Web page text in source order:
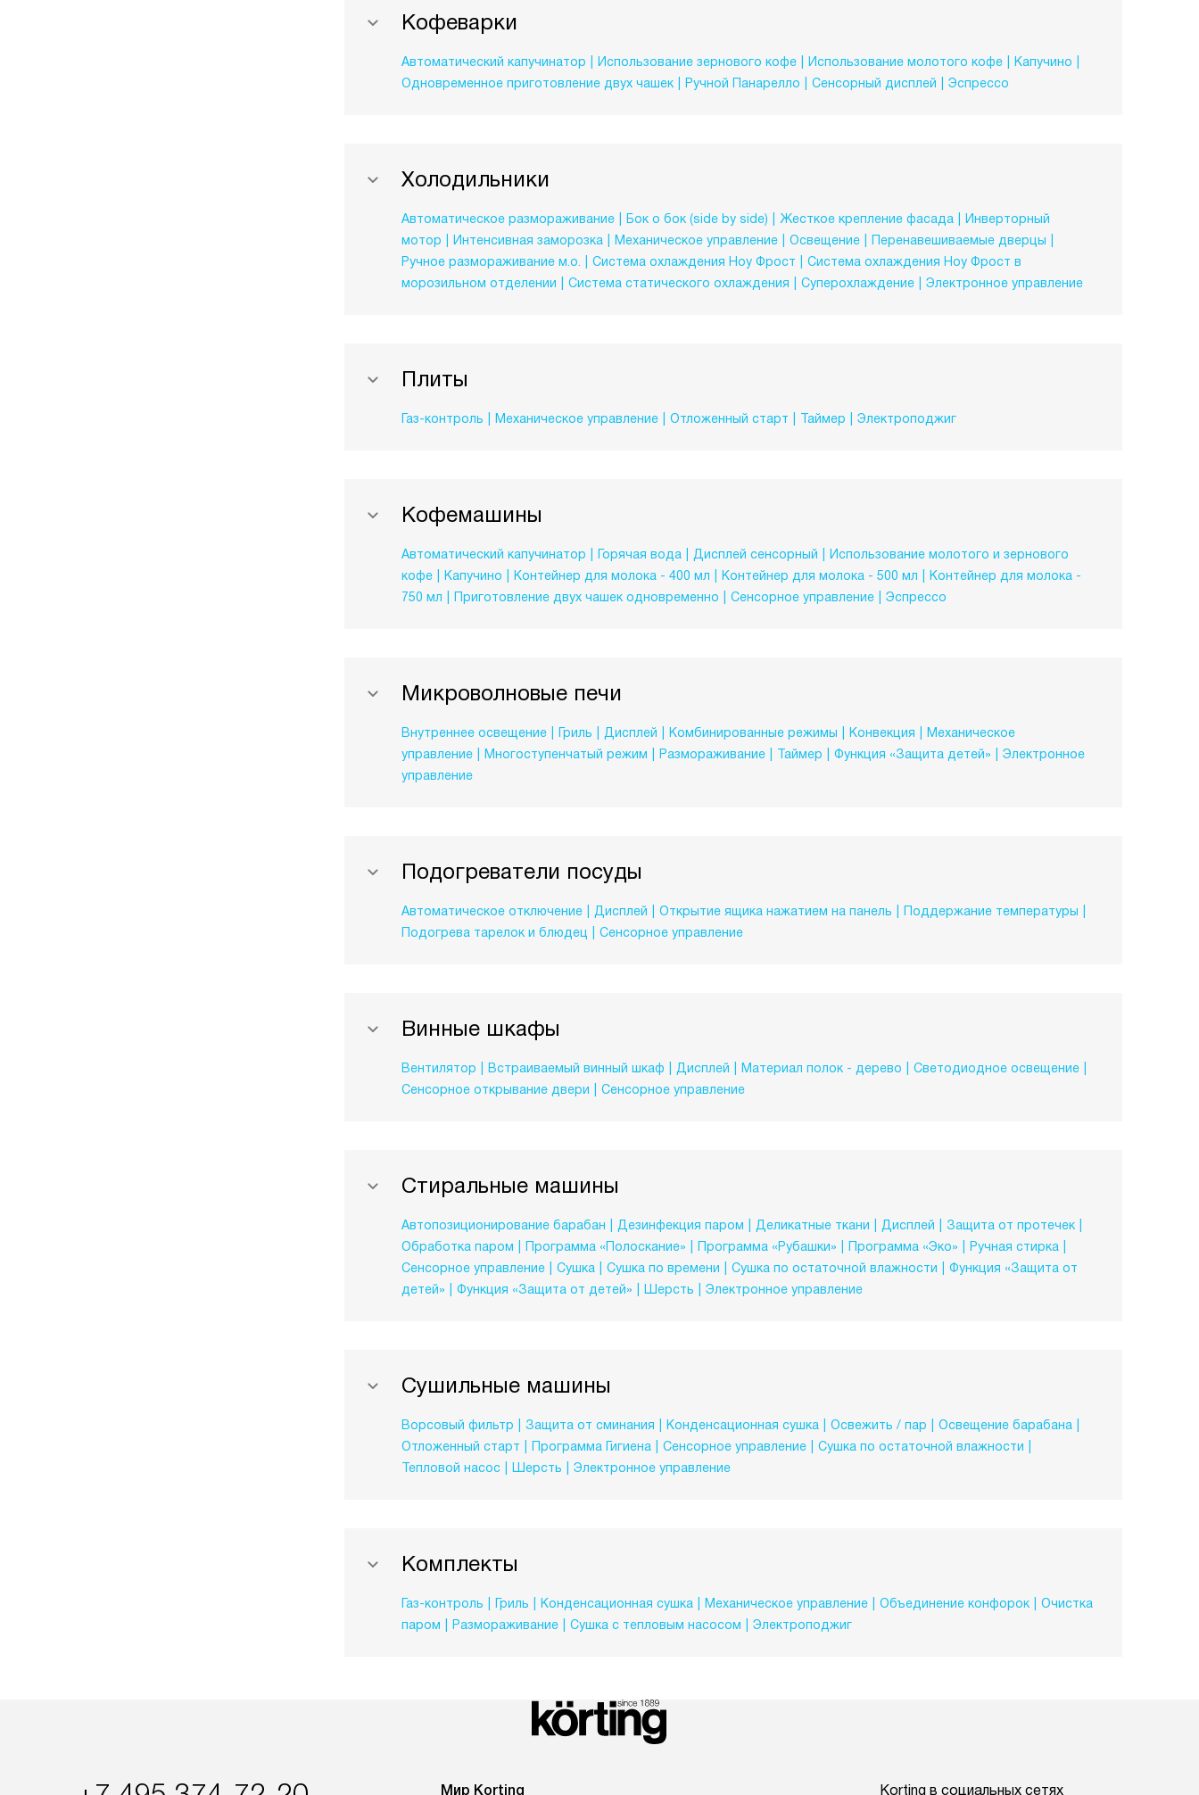
Кофеварки
Автоматический капучинатор Использование зернового кофе Использование молотого кофе
Капучино
Одновременное приготовление двух чашек
Ручной Панарелло Сенсорный дисплей Эспрессо
Холодильники
Автоматическое размораживание Бок о бок (side by side) Жесткое крепление фасада
Инверторный
мотор
Интенсивная заморозка Механическое управление Освещение
Перенавешиваемые дверцы
Ручное размораживание м.о.
Система охлаждения Ноу Фрост
Система охлаждения Ноу Фрост в
морозильном отделении
Система статического охлаждения Суперохлаждение Электронное управление
Плиты
Газ-контроль Механическое управление Отложенный старт Таймер Электроподжиг
Кофемашины
Автоматический капучинатор Горячая вода Дисплей сенсорный
Использование молотого и зернового
кофе
Капучино Контейнер для молока - 400 мл Контейнер для молока - 500 мл
Контейнер для молока -
750 мл
Приготовление двух чашек одновременно Сенсорное управление Эспрессо
Микроволновые печи
Внутреннее освещение Гриль Дисплей Комбинированные режимы Конвекция
Механическое
управление
Многоступенчатый режим Размораживание Таймер Функция «Защита детей»
Электронное
управление
Подогреватели посуды
Автоматическое отключение Дисплей Открытие ящика нажатием на панель
Поддержание температуры
Подогрева тарелок и блюдец
Сенсорное управление
Винные шкафы
Вентилятор Встраиваемый винный шкаф Дисплей Материал полок - дерево
Светодиодное освещение
Сенсорное открывание двери
Сенсорное управление
Стиральные машины
Автопозиционирование барабан Дезинфекция паром Деликатные ткани Дисплей
Защита от протечек
Обработка паром
Программа «Полоскание» Программа «Рубашки» Программа «Эко»
Ручная стирка
Сенсорное управление
Сушка Сушка по времени Сушка по остаточной влажности
Функция «Защита от
детей»
Функция «Защита от детей» Шерсть Электронное управление
Сушильные машины
Ворсовый фильтр Защита от сминания Конденсационная сушка Освежить / пар
Освещение барабана
Отложенный старт
Программа Гигиена Сенсорное управление
Сушка по остаточной влажности
Тепловой насос
Шерсть Электронное управление
Комплекты
Газ-контроль Гриль Конденсационная сушка Механическое управление Объединение конфорок
Очистка
паром
Размораживание Сушка с тепловым насосом Электроподжиг
Мир Korting Korting в социальных сетях